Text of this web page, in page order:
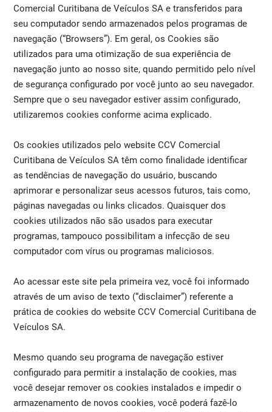
Comercial Curitibana de Veículos SA e transferidos para
seu computador sendo armazenados pelos programas de
navegação (“Browsers”). Em geral, os Cookies são
utilizados para uma otimização de sua experiência de
navegação junto ao nosso site, quando permitido pelo nível
de segurança configurado por você junto ao seu navegador.
Sempre que o seu navegador estiver assim configurado,
utilizaremos cookies conforme acima explicado.
Os cookies utilizados pelo website CCV Comercial
Curitibana de Veículos SA têm como finalidade identificar
as tendências de navegação do usuário, buscando
aprimorar e personalizar seus acessos futuros, tais como,
páginas navegadas ou links clicados. Quaisquer dos
cookies utilizados não são usados para executar
programas, tampouco possibilitam a infecção de seu
computador com vírus ou programas maliciosos.
Ao acessar este site pela primeira vez, você foi informado
através de um aviso de texto (“disclaimer”) referente a
prática de cookies do website CCV Comercial Curitibana de
Veículos SA.
Mesmo quando seu programa de navegação estiver
configurado para permitir a instalação de cookies, mas
você desejar remover os cookies instalados e impedir o
armazenamento de novos cookies, você poderá fazê-lo